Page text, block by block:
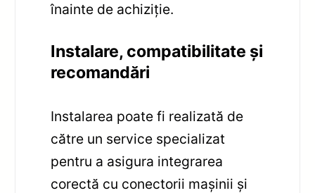
înainte de achiziție.
Instalare, compatibilitate și
recomandări
Instalarea poate fi realizată de
către un service specializat
pentru a asigura integrarea
corectă cu conectorii mașinii și